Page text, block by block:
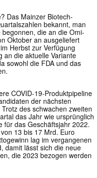
Das Mainzer Biotech-
bekannt, man
begonnen, die an die Omi­
Oktober an ausgeliefert
Herbst zur Verfügung
an die aktuelle Variante
sowohl die FDA und das
COVID-19-Produktpipeline
der nächsten
des schwachen zweiten
das Jahr wie ursprünglich
für das Geschäftsjahr 2022.
13 bis 17 Mrd. Euro
lag im vergangenen
damit lässt sich die neue
die 2023 bezogen werden